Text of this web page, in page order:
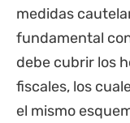
medidas
fundamental
debe cubrir los
fiscales, los
el mismo